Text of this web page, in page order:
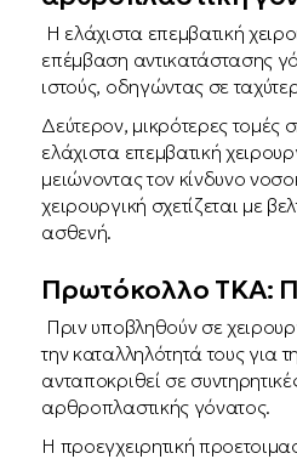
Η ελάχιστα επεμβατική
επέμβαση αντικατάστασης
ιστούς, οδηγώντας σε
Δεύτερον, μικρότερες τομές
ελάχιστα επεμβατική
μειώνοντας τον κίνδυνο
χειρουργική σχετίζεται με
ασθενή.
Πρωτόκολλο TKA:
Πριν υποβληθούν σε
την καταλληλότητά τους για
ανταποκριθεί σε
αρθροπλαστικής γόνατος.
Η προεγχειρητική